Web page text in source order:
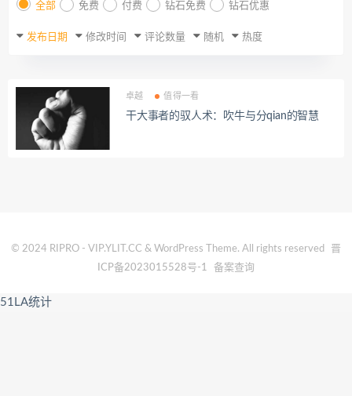
全部 免费 付费 钻石免费 钻石优惠
发布日期 修改时间 评论数量 随机 热度
卓越 值得一看
干大事者的驭人术：吹牛与分qian的智慧
© 2024 RIPRO - VIP.YLIT.CC & WordPress Theme. All rights reserved
晋
ICP备2023015528号-1
备案查询
51LA统计